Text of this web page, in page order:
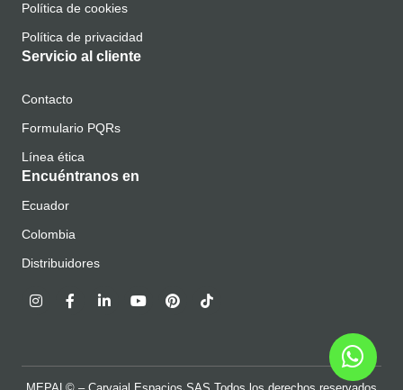
Política de cookies
Política de privacidad
Servicio al cliente
Contacto
Formulario PQRs
Línea ética
Encuéntranos en
Ecuador
Colombia
Distribuidores